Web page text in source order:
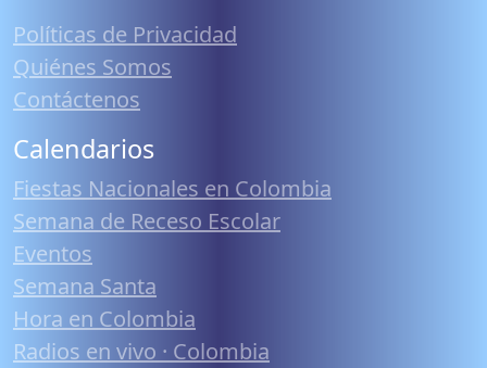
Políticas de Privacidad
Quiénes Somos
Contáctenos
Calendarios
Fiestas Nacionales en Colombia
Semana de Receso Escolar
Eventos
Semana Santa
Hora en Colombia
Radios en vivo · Colombia